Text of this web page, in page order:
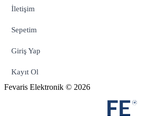
İletişim
Sepetim
Giriş Yap
Kayıt Ol
Fevaris Elektronik © 2026